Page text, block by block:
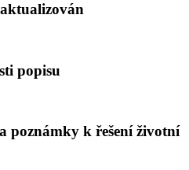
popisu
poznámky k řešení životní